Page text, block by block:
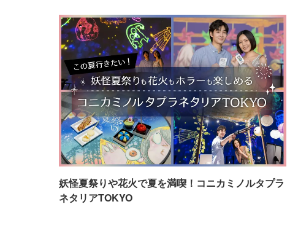
妖怪夏祭りや花火で夏を満喫！コニカミノルタプラ
ネタリアTOKYO